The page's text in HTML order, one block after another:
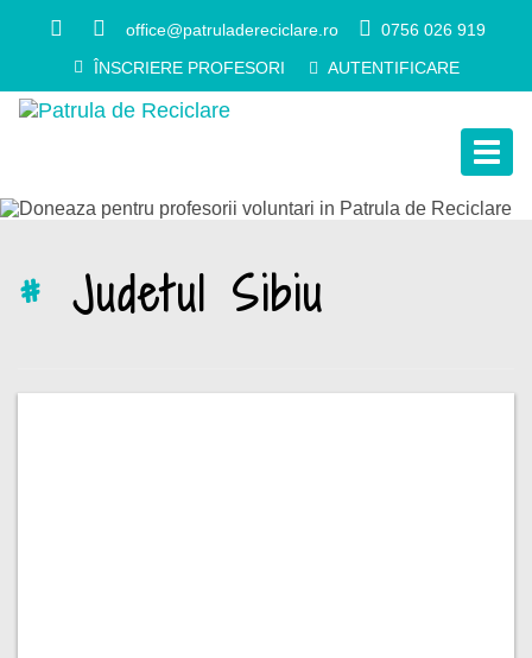
office@patruladereciclare.ro
0756 026 919
ÎNSCRIERE PROFESORI
AUTENTIFICARE
# Judetul Sibiu